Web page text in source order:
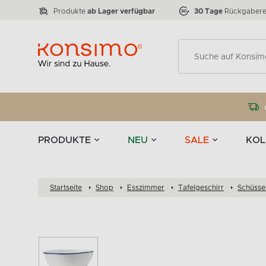
Produkte ab Lager verfügbar 30 Tage
PRODUKTE NEU SALE
Tischgeschirr
zu 50 %
VICTO Anzahl der Produkte:77
ELEGANT Anzahl der Produkte:888
Startseite Shop Esszimmer Tafelgeschirr